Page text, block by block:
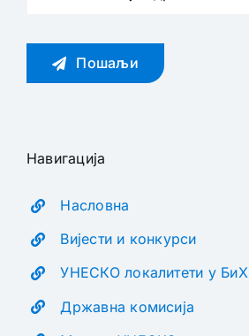
Пошаљи
Навигација
Насловна
Вијести и конкурси
УНЕСКО локалитети у БиХ
Државна комисија